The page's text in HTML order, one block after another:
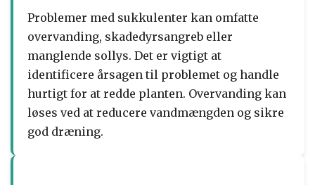
Problemer med sukkulenter kan omfatte
overvanding, skadedyrsangreb eller
manglende sollys. Det er vigtigt at
identificere årsagen til problemet og handle
hurtigt for at redde planten. Overvanding kan
løses ved at reducere vandmængden og sikre
god dræning.